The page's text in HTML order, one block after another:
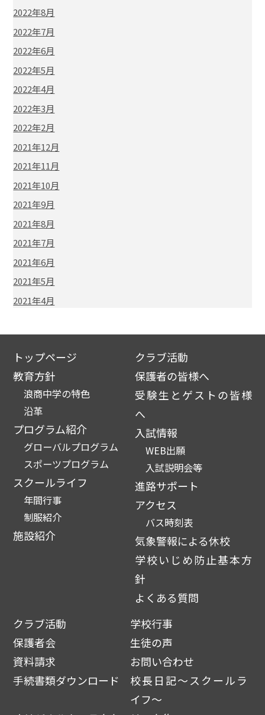
2022年8月
2022年7月
2022年6月
2022年5月
2022年4月
2022年3月
2022年2月
2021年12月
2021年11月
2021年10月
2021年9月
2021年8月
2021年7月
2021年6月
2021年5月
2021年4月
トップページ
教育方針
浪商中学の特色
沿革
プログラム紹介
グローバルプログラム
スポーツプログラム
スクールライフ
年間行事
制服紹介
施設紹介
クラブ活動
保護者の皆様へ
受験生とゲストの皆様
へ
入試情報
WEB出願
入試説明会等
進路サポート
アクセス
バス時刻表
気象警報による休校
学校いじめ防止基本方
針
よくある質問
クラブ活動
学校行事
保護者会
生徒の声
資料請求
お問い合わせ
手続書類ダウンロード
校長日記～スクールラ
イフ～